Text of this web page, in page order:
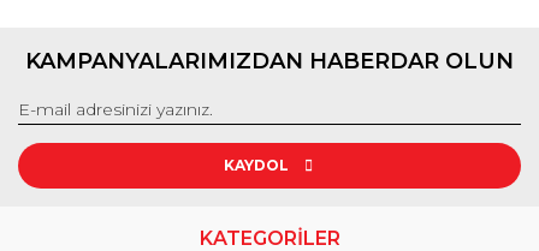
KAMPANYALARIMIZDAN HABERDAR OLUN
KAYDOL
KATEGORİLER